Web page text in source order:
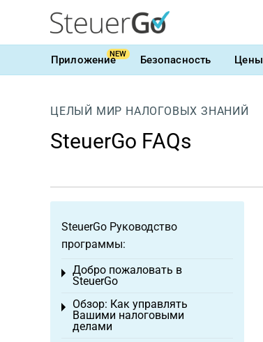
ПриложениеNEW Безопасность Цены
ЦЕЛЫЙ МИР НАЛОГОВЫХ ЗНАНИЙ
SteuerGo FAQs
SteuerGo Руководство
программы:
Добро пожаловать в
SteuerGo
Toggle menu
Обзор: Как управлять
Вашими налоговыми
делами
Toggle menu